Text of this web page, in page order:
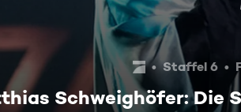
Staffel 6
Schweighöfer: Die